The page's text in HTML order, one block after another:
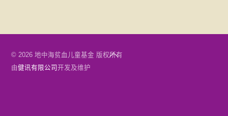
Back
© 2026 地中海贫血儿童基金 版权所有
由健讯有限公司开发及维护